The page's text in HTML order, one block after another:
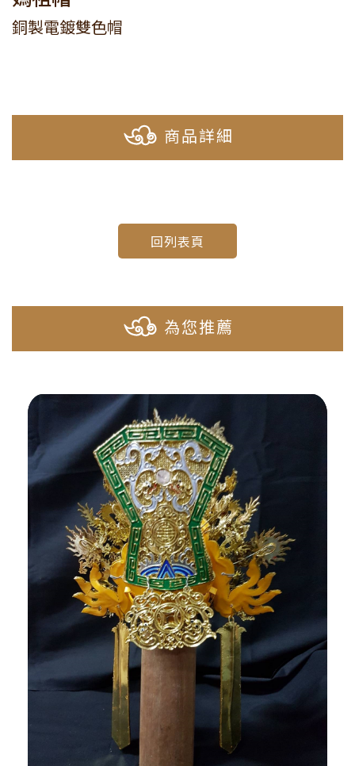
銅製電鍍雙色帽
商品詳細
回列表頁
為您推薦